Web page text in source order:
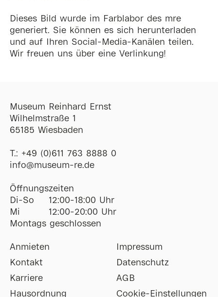
Dieses Bild wurde im Farblabor des mre
generiert. Sie können es sich herunterladen
und auf Ihren Social-Media-Kanälen teilen.
Wir freuen uns über eine Verlinkung!
Museum Reinhard Ernst
Wilhelmstraße 1
65185 Wiesbaden
T.: +49 (0)611 763 8888 0
ofni@museum-re de
Öffnungszeiten
Di-So
12:00-18:00 Uhr
Mi
12:00-20:00 Uhr
Montags geschlossen
Anmieten
Kontakt
Karriere
Hausordnung
Impressum
Datenschutz
AGB
Cookie-Einstellungen